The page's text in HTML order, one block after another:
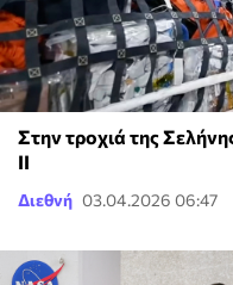
Στην τροχιά της
II
Διεθνή 03.04.2026 06:47